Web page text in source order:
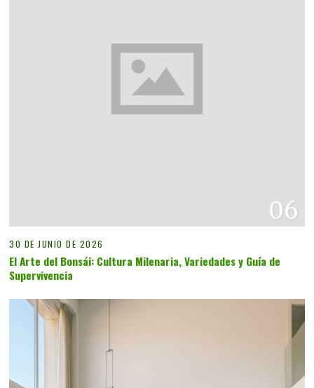
06
30 DE JUNIO DE 2026
El Arte del Bonsái: Cultura Milenaria, Variedades y Guía de
Supervivencia